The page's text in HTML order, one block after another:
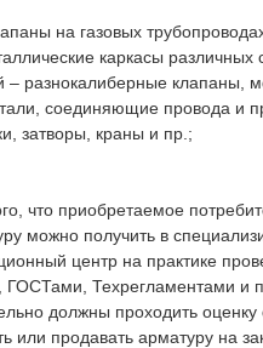
на газовых
каркасы различных
– разнокалиберные клапаны,
соединяющие провода и
затворы, краны и пр.;
что приобретаемое
можно получить в
центр на практике
Техрегламентами и
должны проходить
или продавать арматуру на